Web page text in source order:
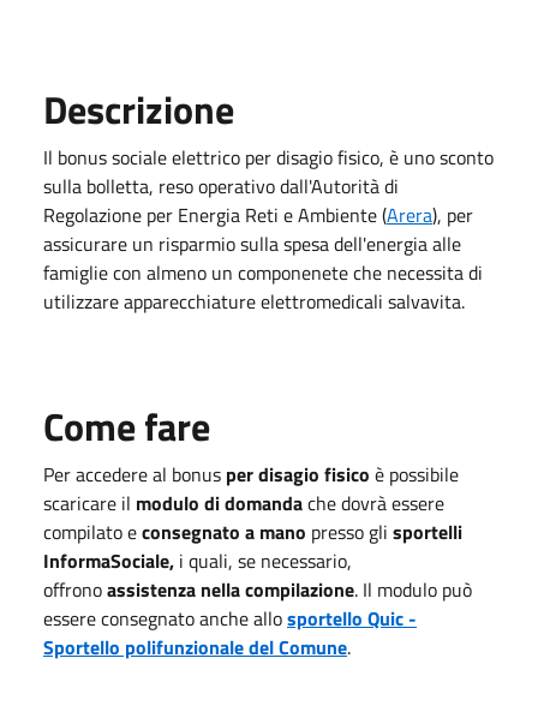
Descrizione
Il bonus sociale elettrico per disagio fisico, è uno sconto
sulla bolletta, reso operativo dall'Autorità di
Regolazione per Energia Reti e Ambiente (Arera), per
assicurare un risparmio sulla spesa dell'energia alle
famiglie con almeno un componenete che necessita di
utilizzare apparecchiature elettromedicali salvavita.
Come fare
Per accedere al bonus per disagio fisico è possibile
scaricare il modulo di domandache dovrà essere
compilato econsegnato a mano presso gli sportelli
InformaSociale, i quali, se necessario,
offronoassistenza nella compilazione. Il modulo può
essere consegnato anche allosportello Quic -
Sportello polifunzionale del Comune.